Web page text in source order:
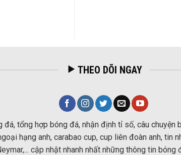
THEO DÕI NGAY
đá, tổng hợp bóng đá, nhận định tỉ số, câu chuyện
hạng anh, carabao cup, cup liên đoàn anh, tin
cập nhật nhanh nhất những thông tin bóng